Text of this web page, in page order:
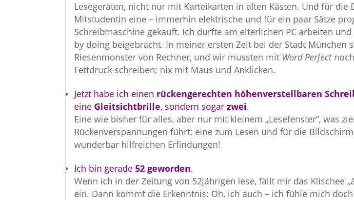
Lesegeräten, nicht nur mit Karteikarten in alten Kästen. Und für
Mitstudentin eine – immerhin elektrische und für ein paar Sätze
Schreibmaschine gekauft. Ich durfte am elterlichen PC arbeiten
by doing beigebracht. In meiner ersten Zeit bei der Stadt München
Riesenmonster von Rechner, und wir mussten mit Word Perfect
Fettdruck schreiben; nix mit Maus und Anklicken.
Jetzt habe ich einen rückengerechten höhenverstellbaren
eine Gleitsichtbrille, sondern sogarzwei.
Eine wie bisher für alles, aber nur mit kleinem „Lesefenster“, was
Rückenverspannungen führt; eine zum Lesen und für die
wunderbar hilfreichen Erfindungen!
Ich bin gerade52 geworden.
Wenn ich in der Zeitung von 52jährigen lese, fällt mir das Klischee
ein. Dann kommt die Erkenntnis: Oh, ich auch – ich fühle mich